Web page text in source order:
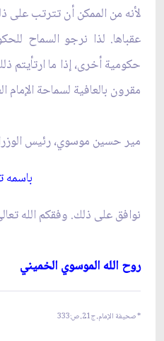
لأنه من الممكن أن تترتب على
عقباها. لذا نرجو السماح
حكومية أخرى، إذا ما ارتأيتم
مقرون بالعافية لسماحة الإمام
مير حسين موسوي، رئيس الوزراء 6/ 2/
باسمه
نوافق على ذلك. وفقكم الله
روح الله الموسوي الخميني‏
* صحيفة الإمام، ج21، ص:333